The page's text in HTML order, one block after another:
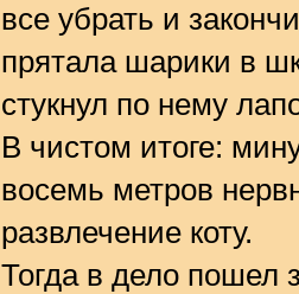
все убрать и
прятала шарики в
стукнул по нему
В чистом итоге:
восемь метров
развлечение коту.
Тогда в дело пошел